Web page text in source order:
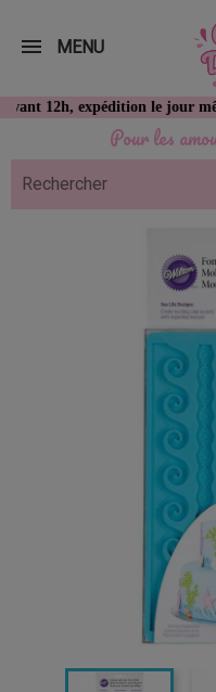
Pour les
expédition le jour même •
MENU